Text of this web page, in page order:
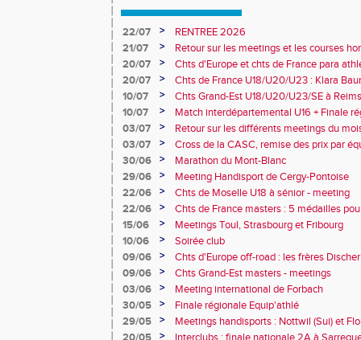
22/07 >
RENTREE 2026
21/07
>
Retour sur les meetings et les courses
20/07
>
Chts d'Europe et chts de France para
champion d'Europe et multiples
20/07 >
Chts de France U18/U20/U23 : Klara
10e
10/07 >
Chts Grand-Est U18/U20/U23/SE à
10/07
>
Match interdépartemental U16 + Finale
Obernai
03/07 >
Retour sur les différents meetings du
03/07
>
Cross de la CASC, remise des prix par
collèges
30/06 >
Marathon du Mont-Blanc
29/06
>
Meeting Handisport de Cergy-Pontoise
22/06
>
Chts de Moselle U18 à sénior - meeting
22/06
>
Chts de France masters : 5 médailles
15/06
>
Meetings Toul, Strasbourg et Fribourg
10/06
>
Soirée club
09/06
>
Chts d'Europe off-road : les frères
09/06
>
Chts Grand-Est masters - meetings
03/06
>
Meeting international de Forbach
30/05
>
Finale régionale Equip'athlé
29/05
>
Meetings handisports : Nottwil (Sui) et
>